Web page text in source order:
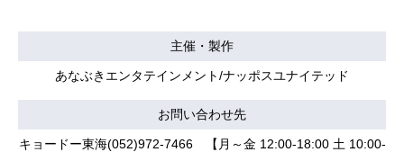
主催・製作
あなぶきエンタテインメント/ナッポスユナイテッド
お問い合わせ先
キョードー東海(052)972-7466 【月～金 12:00-18:00 土 10:00-